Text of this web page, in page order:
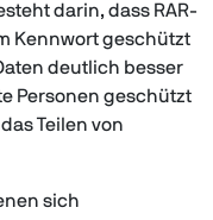
darin, dass RAR-
Kennwort geschützt
deutlich besser
Personen geschützt
Teilen von
sich